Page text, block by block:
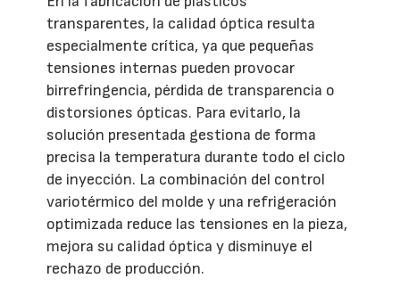
transparentes, la calidad óptica resulta
especialmente crítica, ya que pequeñas
tensiones internas pueden provocar
birrefringencia, pérdida de transparencia o
distorsiones ópticas. Para evitarlo, la
solución presentada gestiona de forma
precisa la temperatura durante todo el ciclo
de inyección. La combinación del control
variotérmico del molde y una refrigeración
optimizada reduce las tensiones en la pieza,
mejora su calidad óptica y disminuye el
rechazo de producción.